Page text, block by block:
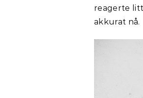
reagerte
akkurat nå.